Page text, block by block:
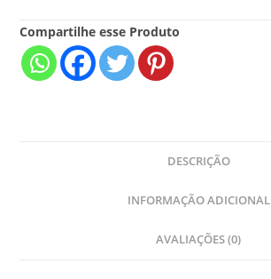
Compartilhe esse Produto
DESCRIÇÃO
INFORMAÇÃO ADICIONAL
AVALIAÇÕES (0)